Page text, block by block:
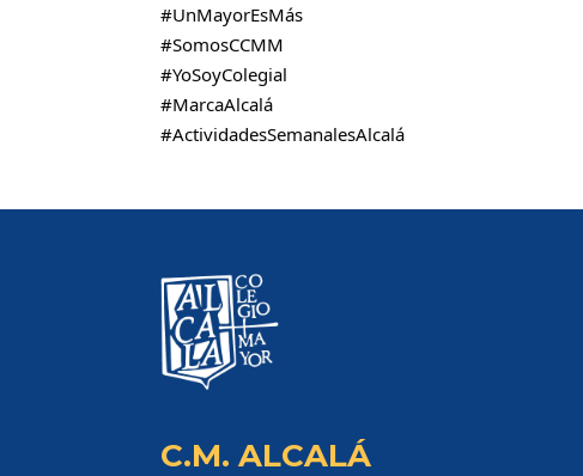
#UnMayorEsMás
#SomosCCMM
#YoSoyColegial
#MarcaAlcalá
#ActividadesSemanalesAlcalá
C.M. ALCALÁ